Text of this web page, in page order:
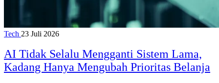
Tech 23 Juli 2026
AI Tidak Selalu Mengganti Sistem Lama,
Kadang Hanya Mengubah Prioritas Belanja